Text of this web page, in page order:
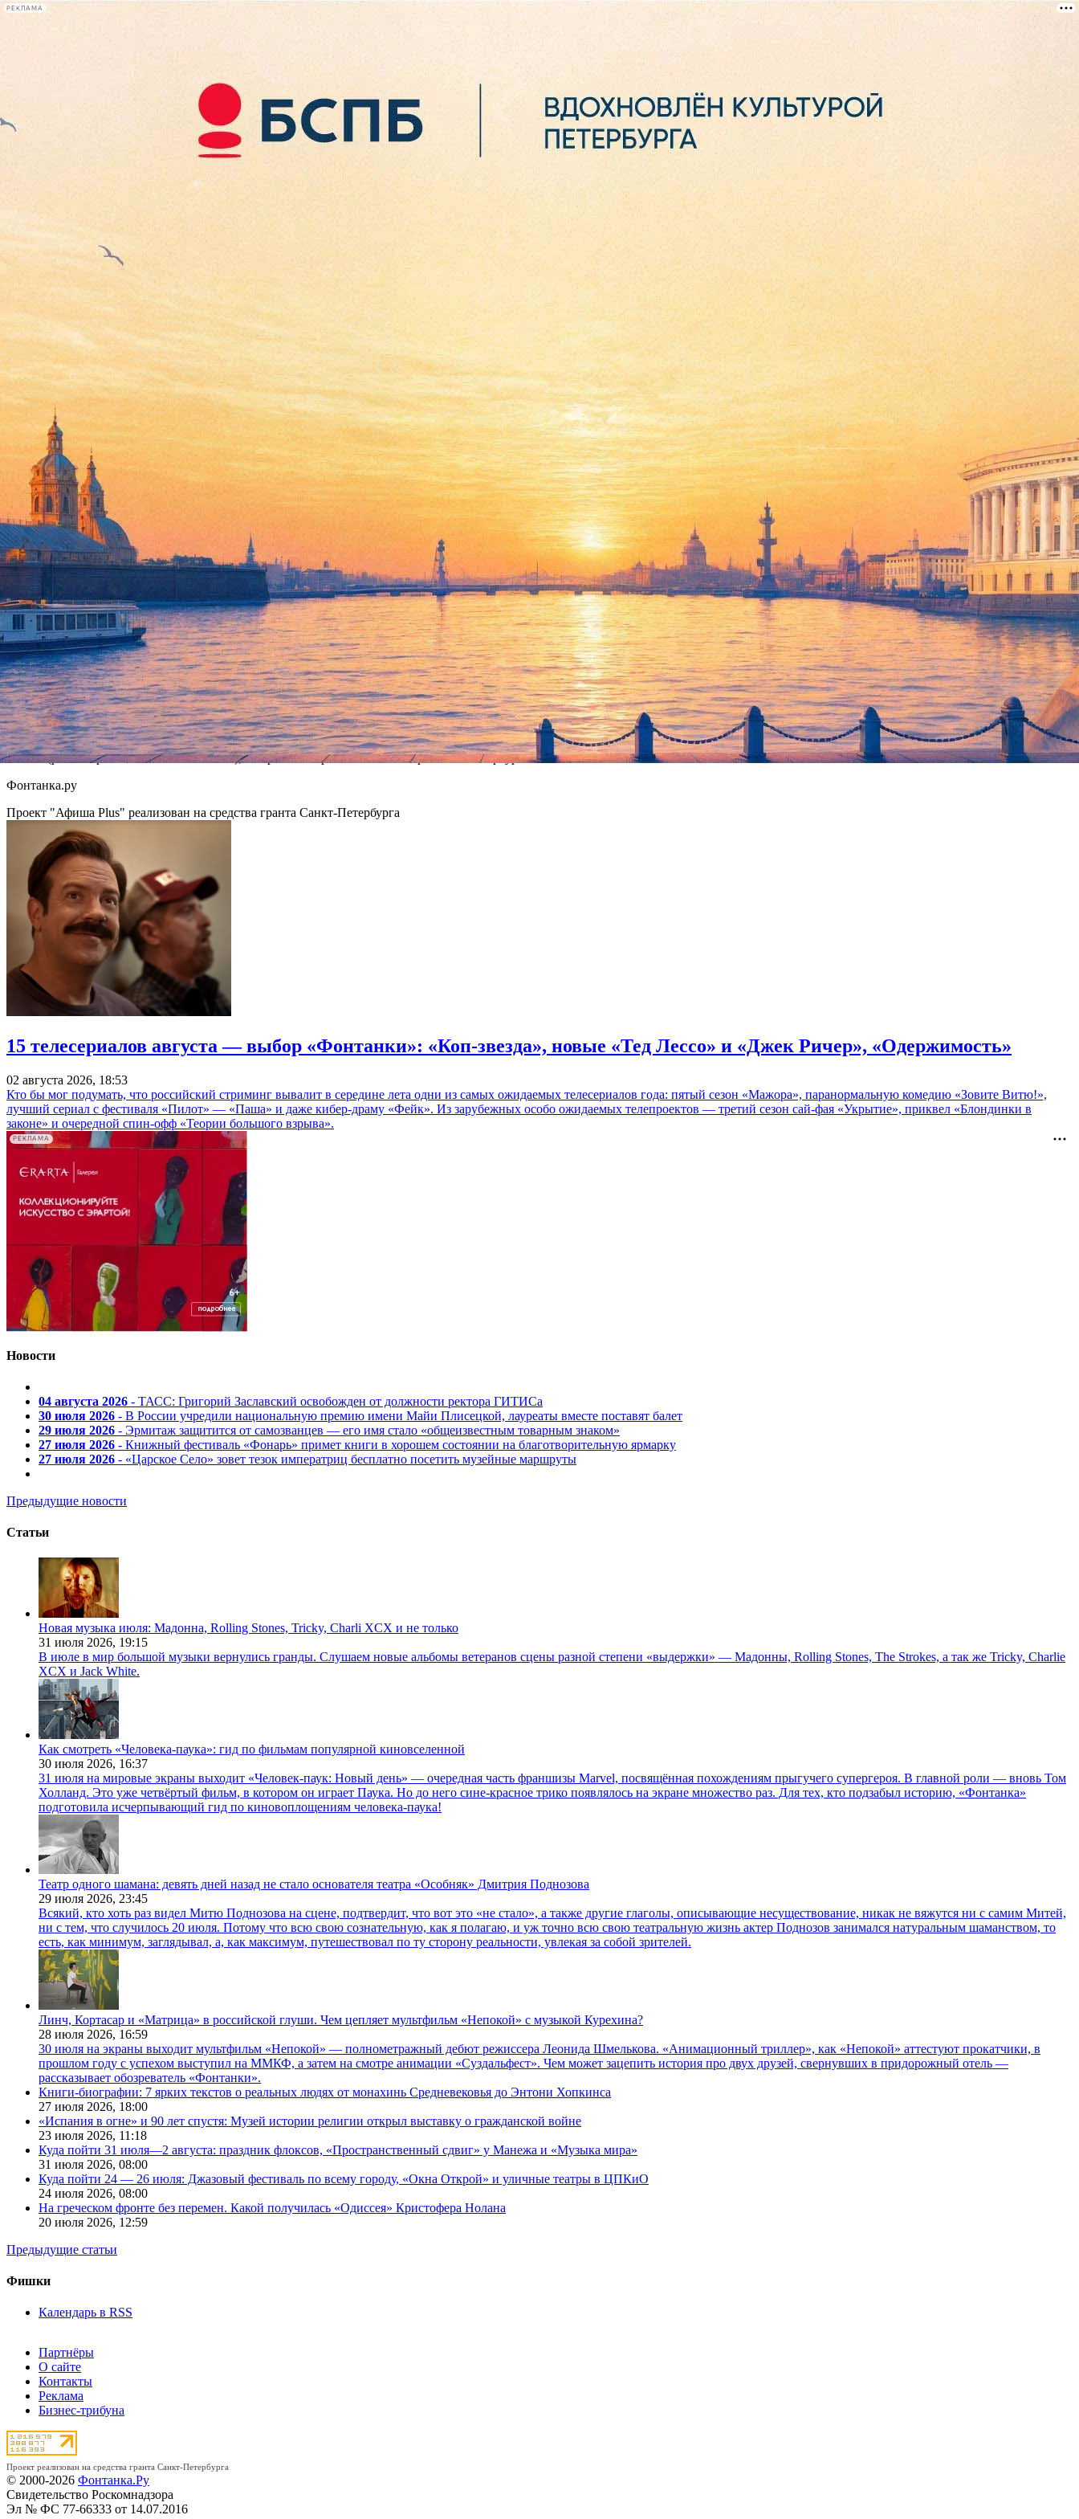
РЕКЛАМА
лекции
книги
Директор "Театра.doc" стала «Человеком года» по мнению Ассоциации театральных
критиков
23 декабря 2015, Версия для печати
Учрежденная сегодня, 23 декабря, Ассоциация театральных критиков (АТК), в которую вошли более 100 действующих театральных критиков России, назвала человеком года директора
Театра.doc Елену Гремину с формулировкой «за стойкость, позволившую сохранить Театр.doc». А спектаклем года – «Три сестры» Тимофея Кулябина, поставленные в новосибирском
«Красном факеле», с успехом показанные в ноябре в Москве на фестивале "Территория" и вошедшие в программу крупнейшего европейского театрального фестиваля «Wiener Festwochen»
(Венские театральные недели).
Как сообщается в пресс-релизе Ассоциации театральных критиков, В номинации «Человек года» с Еленой Греминой на равных соревновался бывший директор Новосибирского театра оперы
и балета Борис Мездрич, выдвинутый «за самоотверженность и преданное служение театру, проявленные в конфликте вокруг спектакля «Тангейзер» – за него в ходе голосования было подано
всего на несколько голосов меньше. В номинации «Человек года» театральные критики также высоко оценили режиссеров Андрея Могучего («за выстраивание новой художественной
стратегии Большого драматического театра»), Бориса Юхананова («за впечатляющую реконструкцию и грамотно выстроенную художественную политику Электротеатра Станиславский») и
Кирилла Серебренникова («за высокий художественный уровень в сложных финансовых условиях и возвращение российского театра на ведущие европейские фестивали в Авиньоне и
Вене»).
В число лучших постановок года, кроме «Трех сестер» Кулябина, по мнению членов АТК, также попали «Сказки Пушкина» в Театре наций (режиссер Роберт Уилсон), спектакль-променад
Remote Moscow (режиссер Штэфан Кэги, театр Rimini Protokoll), «Кому на Руси жить хорошо» в Гоголь-центре (режиссер Кирилл Серебренников), а также «Юбилей ювелира» в МХТ имени
Чехова (режиссер Константин Богомолов), гастроли которого только что прошли в Петербурге.
Фонтанка.ру
Проект "Афиша Plus" реализован на средства гранта Санкт-Петербурга
15 телесериалов августа — выбор «Фонтанки»: «Коп-звезда», новые «Тед Лессо» и «Джек Ричер», «Одержимость»
02 августа 2026, 18:53
Кто бы мог подумать, что российский стриминг вывалит в середине лета одни из самых ожидаемых телесериалов года: пятый сезон «Мажора», паранормальную комедию «Зовите Витю!»,
лучший сериал с фестиваля «Пилот» — «Паша» и даже кибер-драму «Фейк». Из зарубежных особо ожидаемых телепроектов — третий сезон сай-фая «Укрытие», приквел «Блондинки в
законе» и очередной спин-офф «Теории большого взрыва».
РЕКЛАМА
Новости
04 августа 2026 - ТАСС: Григорий Заславский освобожден от должности ректора ГИТИСа
30 июля 2026 - В России учредили национальную премию имени Майи Плисецкой, лауреаты вместе поставят балет
29 июля 2026 - Эрмитаж защитится от самозванцев — его имя стало «общеизвестным товарным знаком»
27 июля 2026 - Книжный фестиваль «Фонарь» примет книги в хорошем состоянии на благотворительную ярмарку
27 июля 2026 - «Царское Село» зовет тезок императриц бесплатно посетить музейные маршруты
Предыдущие новости
Статьи
Новая музыка июля: Мадонна, Rolling Stones, Tricky, Charli XCX и не только
31 июля 2026, 19:15
В июле в мир большой музыки вернулись гранды. Слушаем новые альбомы ветеранов сцены разной степени «выдержки» — Мадонны, Rolling Stones, The Strokes, а так же Tricky, Charlie
XCX и Jack White.
Как смотреть «Человека-паука»: гид по фильмам популярной киновселенной
30 июля 2026, 16:37
31 июля на мировые экраны выходит «Человек-паук: Новый день» — очередная часть франшизы Marvel, посвящённая похождениям прыгучего супергероя. В главной роли — вновь Том
Холланд. Это уже четвёртый фильм, в котором он играет Паука. Но до него сине-красное трико появлялось на экране множество раз. Для тех, кто подзабыл историю, «Фонтанка»
подготовила исчерпывающий гид по киновоплощениям человека-паука!
Театр одного шамана: девять дней назад не стало основателя театра «Особняк» Дмитрия Поднозова
29 июля 2026, 23:45
Всякий, кто хоть раз видел Митю Поднозова на сцене, подтвердит, что вот это «не стало», а также другие глаголы, описывающие несуществование, никак не вяжутся ни с самим Митей,
ни с тем, что случилось 20 июля. Потому что всю свою сознательную, как я полагаю, и уж точно всю свою театральную жизнь актер Поднозов занимался натуральным шаманством, то
есть, как минимум, заглядывал, а, как максимум, путешествовал по ту сторону реальности, увлекая за собой зрителей.
Линч, Кортасар и «Матрица» в российской глуши. Чем цепляет мультфильм «Непокой» с музыкой Курехина?
28 июля 2026, 16:59
30 июля на экраны выходит мультфильм «Непокой» — полнометражный дебют режиссера Леонида Шмелькова. «Анимационный триллер», как «Непокой» аттестуют прокатчики, в
прошлом году с успехом выступил на ММКФ, а затем на смотре анимации «Суздальфест». Чем может зацепить история про двух друзей, свернувших в придорожный отель —
рассказывает обозреватель «Фонтанки».
Книги-биографии: 7 ярких текстов о реальных людях от монахинь Средневековья до Энтони Хопкинса
27 июля 2026, 18:00
«Испания в огне» и 90 лет спустя: Музей истории религии открыл выставку о гражданской войне
23 июля 2026, 11:18
Куда пойти 31 июля—2 августа: праздник флоксов, «Пространственный сдвиг» у Манежа и «Музыка мира»
31 июля 2026, 08:00
Куда пойти 24 — 26 июля: Джазовый фестиваль по всему городу, «Окна Открой» и уличные театры в ЦПКиО
24 июля 2026, 08:00
На греческом фронте без перемен. Какой получилась «Одиссея» Кристофера Нолана
20 июля 2026, 12:59
Предыдущие статьи
Фишки
Календарь в RSS
Партнёры
О сайте
Контакты
Реклама
Бизнес-трибуна
Проект реализован на средства гранта Санкт-Петербурга
© 2000-2026 Фонтанка.Ру
Свидетельство Роскомнадзора
Эл № ФС 77-66333 от 14.07.2016